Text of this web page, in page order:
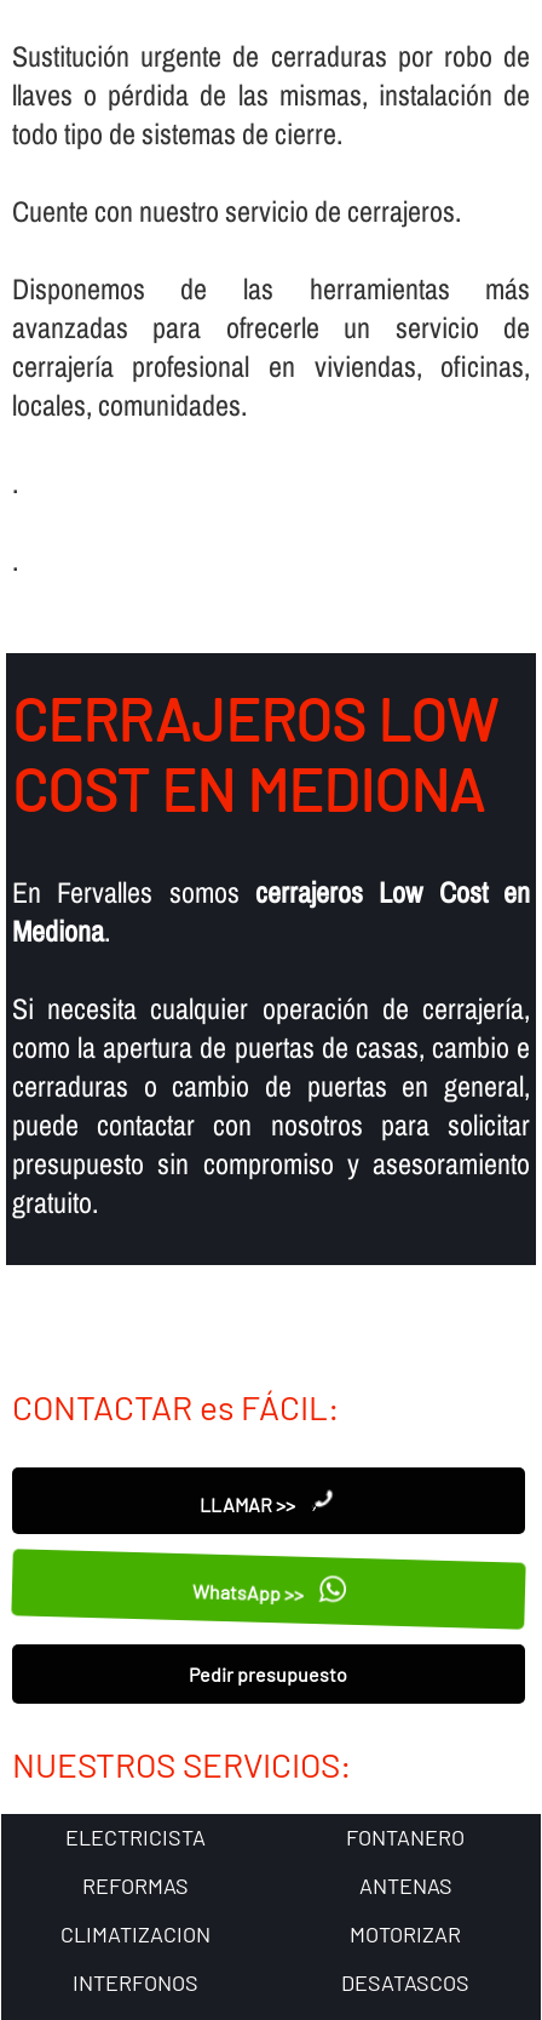
Sustitución urgente de cerraduras por robo de
llaves o pérdida de las mismas, instalación de
todo tipo de sistemas de cierre.
Cuente con nuestro servicio de cerrajeros.
Disponemos de las herramientas más
avanzadas para ofrecerle un servicio de
cerrajerí­a profesional en viviendas, oficinas,
locales, comunidades.
.
.
CERRAJEROS LOW
COST EN MEDIONA
En Fervalles somos cerrajeros Low Cost en
Mediona.
Si necesita cualquier operación de cerrajerí­a,
como la apertura de puertas de casas, cambio e
cerraduras o cambio de puertas en general,
puede contactar con nosotros para solicitar
presupuesto sin compromiso y asesoramiento
gratuito.
CONTACTAR es FÁCIL:
LLAMAR >>
WhatsApp >>
Pedir presupuesto
NUESTROS SERVICIOS:
ELECTRICISTA
FONTANERO
REFORMAS
ANTENAS
CLIMATIZACION
MOTORIZAR
INTERFONOS
DESATASCOS